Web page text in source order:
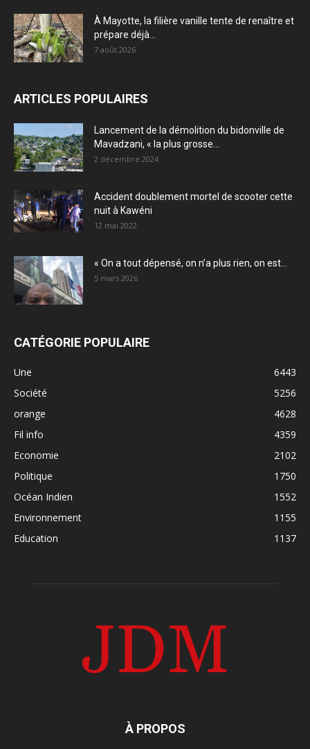
À Mayotte, la filière vanille tente de renaître et
prépare déjà...
7 août 2026
ARTICLES POPULAIRES
Lancement de la démolition du bidonville de
Mavadzani, « la plus grosse...
2 décembre 2024
Accident doublement mortel de scooter cette
nuit à Kawéni
12 mai 2022
« On a tout dépensé, on n’a plus rien, on est...
5 mars 2026
CATÉGORIE POPULAIRE
Une
6443
Société
5256
orange
4628
Fil info
4359
Economie
2102
Politique
1750
Océan Indien
1552
Environnement
1155
Education
1137
À PROPOS